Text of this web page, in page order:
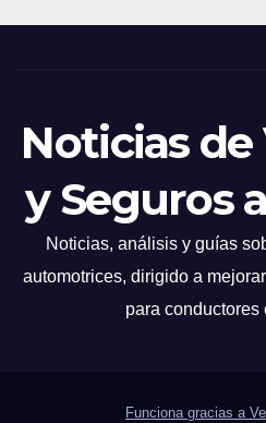
Noticias
y Seguros
Noticias, análisis y guías
automotrices, dirigido a
para conductores
Funciona gracias a